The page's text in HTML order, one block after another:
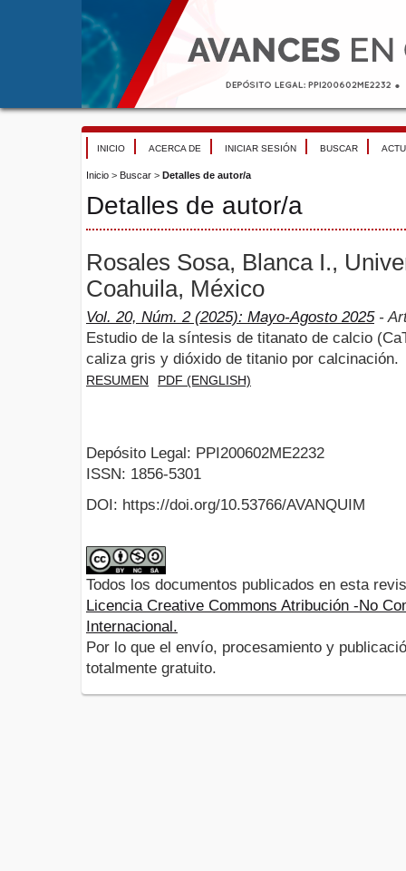
INICIO ACERCA DE INICIAR SESIÓN BUSCAR
Inicio > Buscar > Detalles de autor/a
Detalles de autor/a
Rosales Sosa, Blanca I.,
Coahuila, México
Vol. 20, Núm. 2 (2025): Mayo-Agosto 2025-
Estudio de la síntesis de titanato de calcio
caliza gris y dióxido de titanio por calcinación.
RESUMEN PDF (ENGLISH)
Depósito Legal: PPI200602ME2232
ISSN: 1856-5301
DOI: https://doi.org/10.53766/AVANQUIM
Todos los documentos publicados en esta
Licencia Creative Commons Atribución -No
Internacional.
Por lo que el envío, procesamiento y
totalmente gratuito.